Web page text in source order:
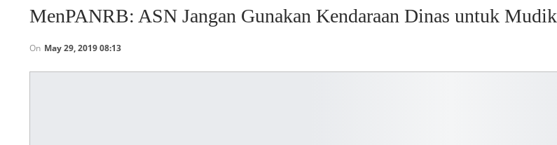
MenPANRB: ASN Jangan Gunakan Kendaraan Dinas untuk Mudik
On May 29, 2019 08:13